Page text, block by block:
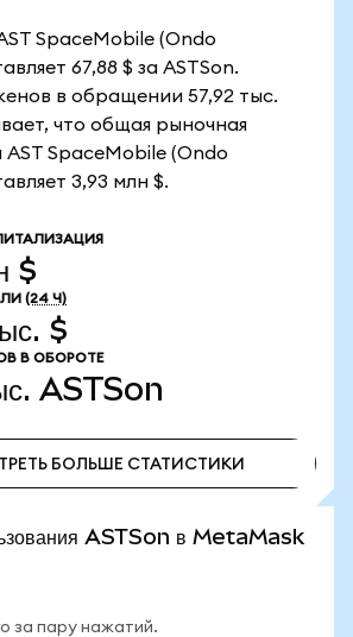
SpaceMobile (Ondo
67,88 $ за ASTSon.
в обращении 57,92 тыс.
что общая рыночная
AST SpaceMobile (Ondo
3,93 млн $.
$
(24 Ч)
$
В ОБОРОТЕ
ASTSon
БОЛЬШЕ СТАТИСТИКИ
ASTSon в MetaMask
за пару нажатий.